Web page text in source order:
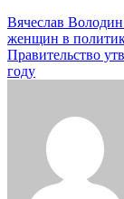
Навигация
по
записям
Вячеслав Володин
женщин в
Правительство
году